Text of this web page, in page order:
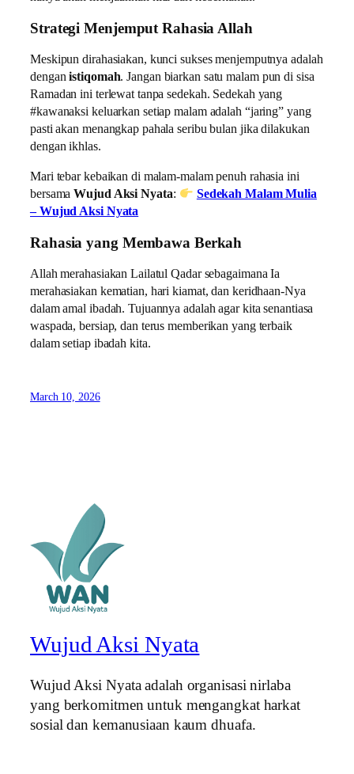
Strategi Menjemput Rahasia Allah
Meskipun dirahasiakan, kunci sukses menjemputnya adalah
denganistiqomah. Jangan biarkan satu malam pun di sisa
Ramadan ini terlewat tanpa sedekah. Sedekah yang
#kawanaksi keluarkan setiap malam adalah “jaring” yang
pasti akan menangkap pahala seribu bulan jika dilakukan
dengan ikhlas.
Mari tebar kebaikan di malam-malam penuh rahasia ini
bersamaWujud Aksi Nyata:
Sedekah Malam Mulia
– Wujud Aksi Nyata
Rahasia yang Membawa Berkah
Allah merahasiakan Lailatul Qadar sebagaimana Ia
merahasiakan kematian, hari kiamat, dan keridhaan-Nya
dalam amal ibadah. Tujuannya adalah agar kita senantiasa
waspada, bersiap, dan terus memberikan yang terbaik
dalam setiap ibadah kita.
March 10, 2026
Wujud Aksi Nyata
Wujud Aksi Nyata adalah organisasi nirlaba
yang berkomitmen untuk mengangkat harkat
sosial dan kemanusiaan kaum dhuafa.